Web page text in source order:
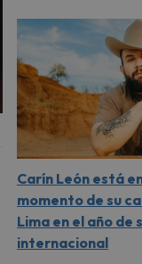
Carín León está
momento de su
Lima en el año de
internacional